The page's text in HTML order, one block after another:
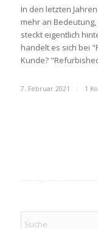
In den letzten
mehr an
steckt eigentlich
handelt es sich bei
Kunde?
7. Februar 2021 / 1